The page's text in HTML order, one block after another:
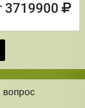
3719900
вопрос